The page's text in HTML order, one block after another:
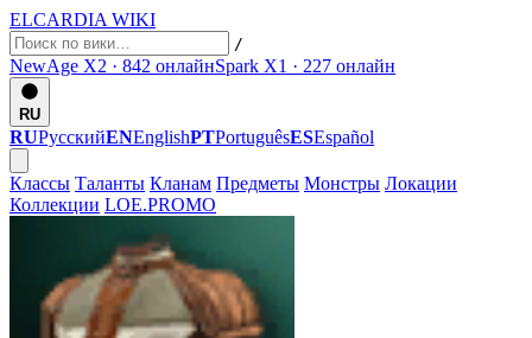
ELCARDIA WIKI
/
NewAge X2 · 842 онлайнSpark X1 · 227 онлайн
RU
RUРусскийENEnglishPTPortuguêsESEspañol
Классы Таланты Кланам Предметы Монстры Локации
Коллекции LOE.PROMO